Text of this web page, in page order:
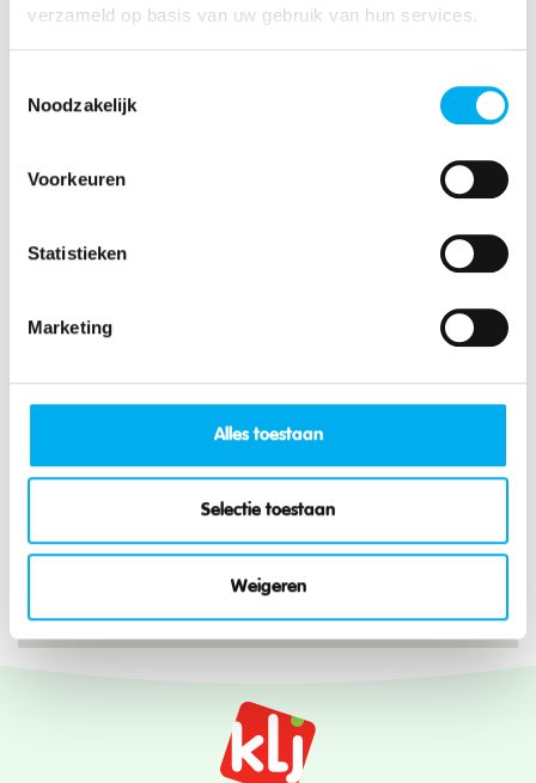
verzameld op basis van uw gebruik van hun services.
Noodzakelijk
Voorkeuren
Statistieken
Marketing
Alles toestaan
Selectie toestaan
Weigeren
KLJ Hoeleden(19km)
Toon mijn locatie